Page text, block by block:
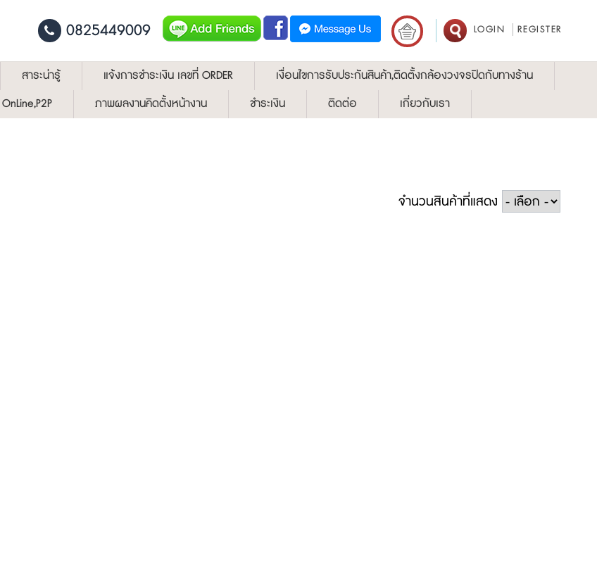
LOGIN REGISTER
0825449009
สาระน่ารู้ แจ้งการชำระเงิน เลขที่ ORDER
เงื่อนไขการรับประกันสินค้า,ติดตั้งกล้องวงจรปิดกับทางร้าน
ภาพผลงานคิดตั้งหน้างาน ชำระเงิน ติดต่อ เกี่ยวกับเรา
จำนวนสินค้าที่แสดง